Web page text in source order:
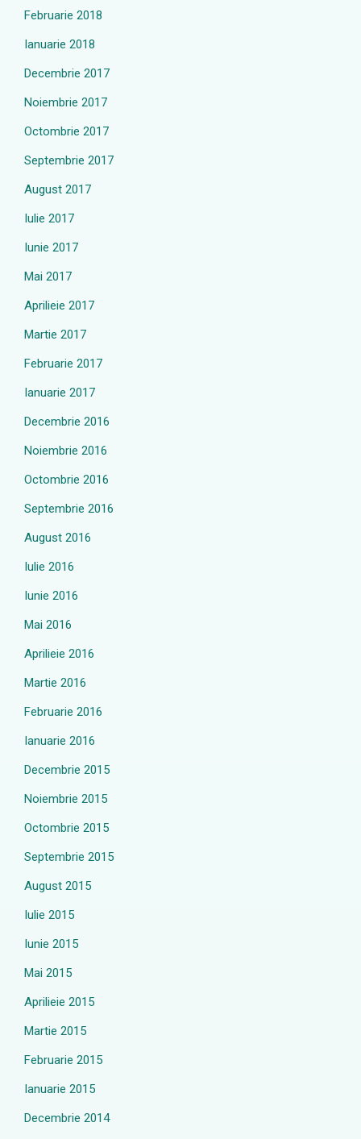
Februarie 2018
Ianuarie 2018
Decembrie 2017
Noiembrie 2017
Octombrie 2017
Septembrie 2017
August 2017
Iulie 2017
Iunie 2017
Mai 2017
Aprilieie 2017
Martie 2017
Februarie 2017
Ianuarie 2017
Decembrie 2016
Noiembrie 2016
Octombrie 2016
Septembrie 2016
August 2016
Iulie 2016
Iunie 2016
Mai 2016
Aprilieie 2016
Martie 2016
Februarie 2016
Ianuarie 2016
Decembrie 2015
Noiembrie 2015
Octombrie 2015
Septembrie 2015
August 2015
Iulie 2015
Iunie 2015
Mai 2015
Aprilieie 2015
Martie 2015
Februarie 2015
Ianuarie 2015
Decembrie 2014